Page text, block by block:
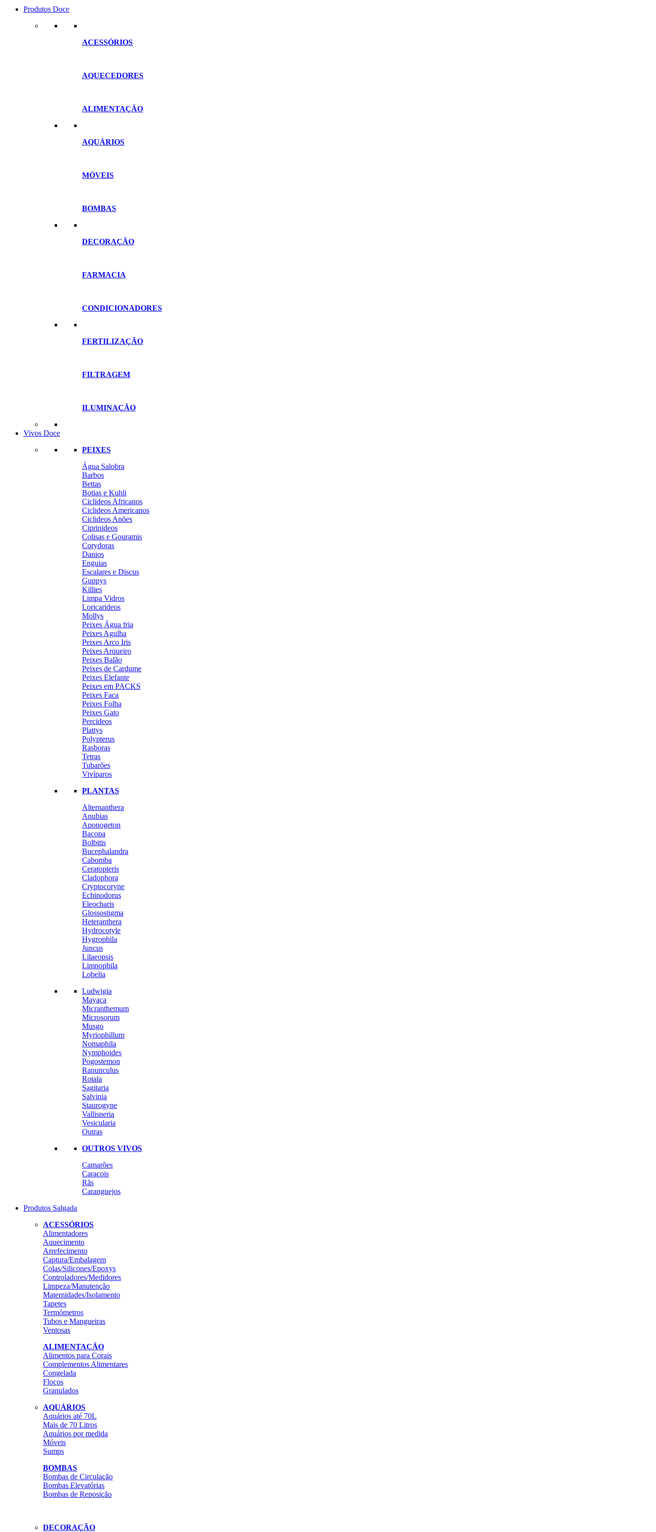
Produtos Doce
ACESSÓRIOS
AQUECEDORES
ALIMENTAÇÃO
AQUÁRIOS
MÓVEIS
BOMBAS
DECORAÇÃO
FARMACIA
CONDICIONADORES
FERTILIZAÇÃO
FILTRAGEM
ILUMINAÇÃO
Vivos Doce
PEIXES
Água Salobra
Barbos
Bettas
Botias e Kuhli
Ciclideos Africanos
Ciclideos Americanos
Ciclideos Anões
Ciprinideos
Colisas e Gouramis
Corydoras
Danios
Enguias
Escalares e Discus
Guppys
Killies
Limpa Vidros
Loricarideos
Mollys
Peixes Água fria
Peixes Agulha
Peixes Arco Iris
Peixes Arqueiro
Peixes Balão
Peixes de Cardume
Peixes Elefante
Peixes em PACKS
Peixes Faca
Peixes Folha
Peixes Gato
Percideos
Plattys
Polypterus
Rasboras
Tetras
Tubarões
Vivíparos
PLANTAS
Alternanthera
Anubias
Aponogeton
Bacopa
Bolbitis
Bucephalandra
Cabomba
Ceratopteris
Cladophora
Cryptocoryne
Echinodorus
Eleocharis
Glossostigma
Heteranthera
Hydrocotyle
Hygrophila
Juncus
Lilaeopsis
Limnophila
Lobelia
Ludwigia
Mayaca
Micranthemum
Microsorum
Musgo
Myriophillum
Nomaphila
Nymphoides
Pogostemon
Ranunculus
Rotala
Sagitaria
Salvinia
Staurogyne
Vallisneria
Vesicularia
Outras
OUTROS VIVOS
Camarões
Caracois
Rãs
Caranguejos
Produtos Salgada
ACESSÓRIOS
Alimentadores
Aquecimento
Arrefecimento
Captura/Embalagem
Colas/Silicones/Epoxys
Controladores/Medidores
Limpeza/Manutenção
Maternidades/Isolamento
Tapetes
Termómetros
Tubos e Mangueiras
Ventosas
ALIMENTAÇÃO
Alimentos para Corais
Complementos Alimentares
Congelada
Flocos
Granulados
AQUÁRIOS
Aquários até 70L
Mais de 70 Litros
Aquários por medida
Móveis
Sumps
BOMBAS
Bombas de Circulação
Bombas Elevatórias
Bombas de Reposição
DECORAÇÃO